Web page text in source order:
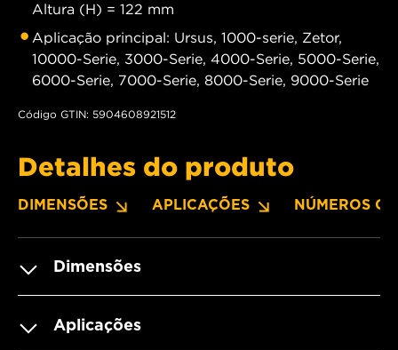
Altura (H) = 122 mm
Aplicação principal: Ursus, 1000-serie, Zetor,
10000-Serie, 3000-Serie, 4000-Serie, 5000-Serie,
6000-Serie, 7000-Serie, 8000-Serie, 9000-Serie
Código GTIN: 5904608921512
Detalhes do produto
DIMENSÕES APLICAÇÕES NÚMEROS OE
Dimensões
Aplicações